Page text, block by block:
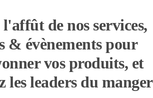
l'affût de nos services,
& évènements pour
vos produits, et
les leaders du manger